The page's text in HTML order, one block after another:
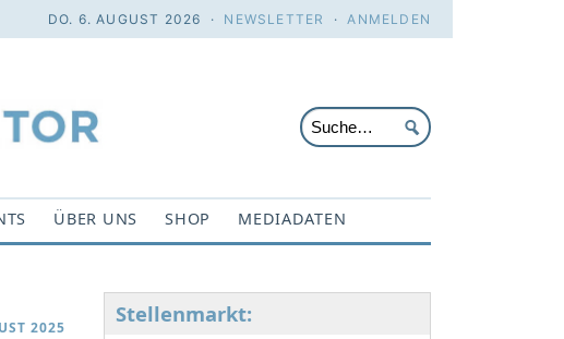
DO. 6. AUGUST 2026 · NEWSLETTER ·ANMELDEN
ÜBER UNS SHOP MEDIADATEN
2025
Stellenmarkt: